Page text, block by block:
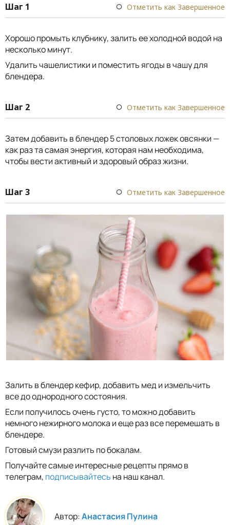
Шаг 1 Отметить как Завершенное
Хорошо промыть клубнику, залить ее холодной водой на
несколько минут.
Удалить чашелистики и поместить ягоды в чашу для
блендера.
Шаг 2 Отметить как Завершенное
Затем добавить в блендер 5 столовых ложек овсянки —
как раз та самая энергия, которая нам необходима,
чтобы вести активный и здоровый образ жизни.
Шаг 3 Отметить как Завершенное
Залить в блендер кефир, добавить мед и измельчить
все до однородного состояния.
Если получилось очень густо, то можно добавить
немного нежирного молока и еще раз все перемешать в
блендере.
Готовый смузи разлить по бокалам.
Получайте самые интересные рецепты прямо в
телеграм, подписывайтесь на наш канал.
Автор:Анастасия Пулина